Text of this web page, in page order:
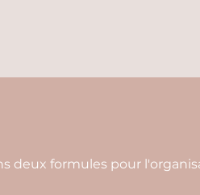
deux formules pour